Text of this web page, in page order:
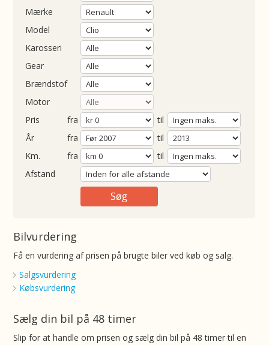
Mærke
Model
Karosseri
Gear
Brændstof
Motor
Pris
fra
til
fra
til
fra
til
Afstand
Bilvurdering
Få en vurdering af prisen på brugte biler ved køb og salg.
Salgsvurdering
Købsvurdering
Sælg din bil på 48 timer
Slip for at handle om prisen og sælg din bil på 48 timer til en